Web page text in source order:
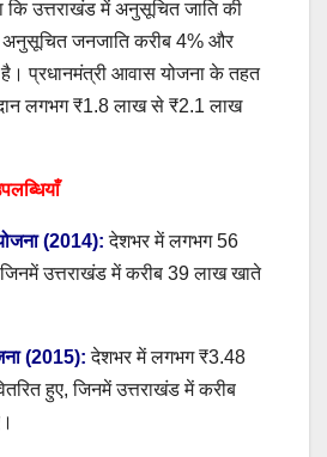
कि उत्तराखंड में अनुसूचित जाति की
जनजाति करीब 4% और
प्रधानमंत्री आवास योजना के तहत
लगभग ₹1.8 लाख से ₹2.1 लाख
(2014): देशभर में लगभग 56
उत्तराखंड में करीब 39 लाख खाते
(2015): देशभर में लगभग ₹3.48
हुए, जिनमें उत्तराखंड में करीब